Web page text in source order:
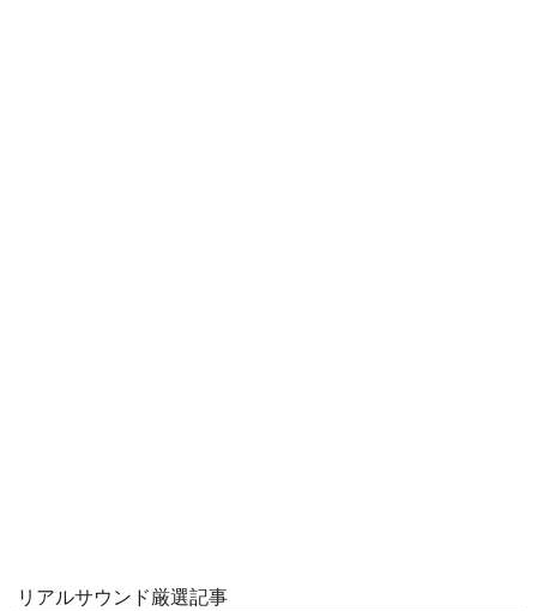
リアルサウンド厳選記事